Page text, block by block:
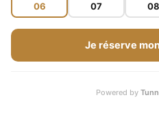
06 07 08
Je réserve
Powered by